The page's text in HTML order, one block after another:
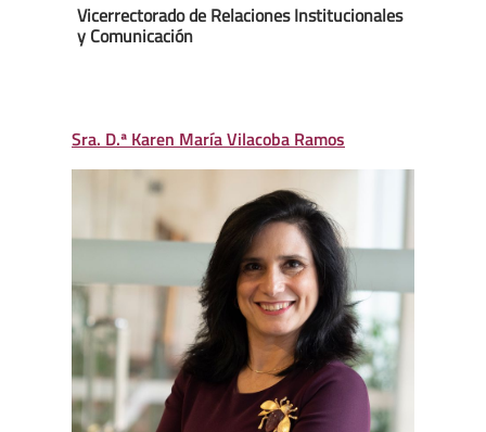
Vicerrectorado de Relaciones Institucionales
y Comunicación
Sra. D.ª Karen María Vilacoba Ramos